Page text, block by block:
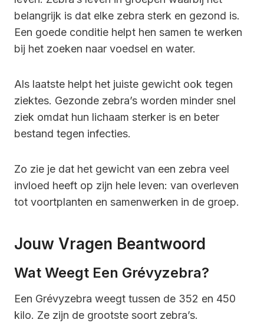
belangrijk is dat elke zebra sterk en gezond is.
Een goede conditie helpt hen samen te werken
bij het zoeken naar voedsel en water.
Als laatste helpt het juiste gewicht ook tegen
ziektes. Gezonde zebra’s worden minder snel
ziek omdat hun lichaam sterker is en beter
bestand tegen infecties.
Zo zie je dat het gewicht van een zebra veel
invloed heeft op zijn hele leven: van overleven
tot voortplanten en samenwerken in de groep.
Jouw Vragen Beantwoord
Wat Weegt Een Grévyzebra?
Een Grévyzebra weegt tussen de 352 en 450
kilo. Ze zijn de grootste soort zebra’s.